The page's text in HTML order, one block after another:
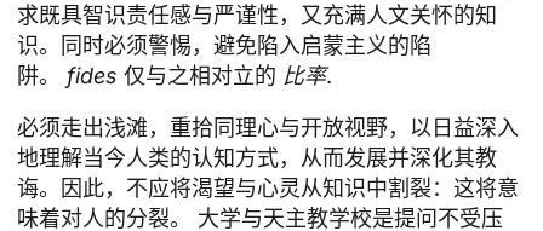
求既具智识责任感与严谨性，又充满人文关怀的知
识。同时必须警惕，避免陷入启蒙主义的陷
阱。 fides 仅与之相对立的 比率.
必须走出浅滩，重拾同理心与开放视野，以日益深入
地理解当今人类的认知方式，从而发展并深化其教
诲。因此，不应将渴望与心灵从知识中割裂：这将意
味着对人的分裂。 大学与天主教学校是提问不受压